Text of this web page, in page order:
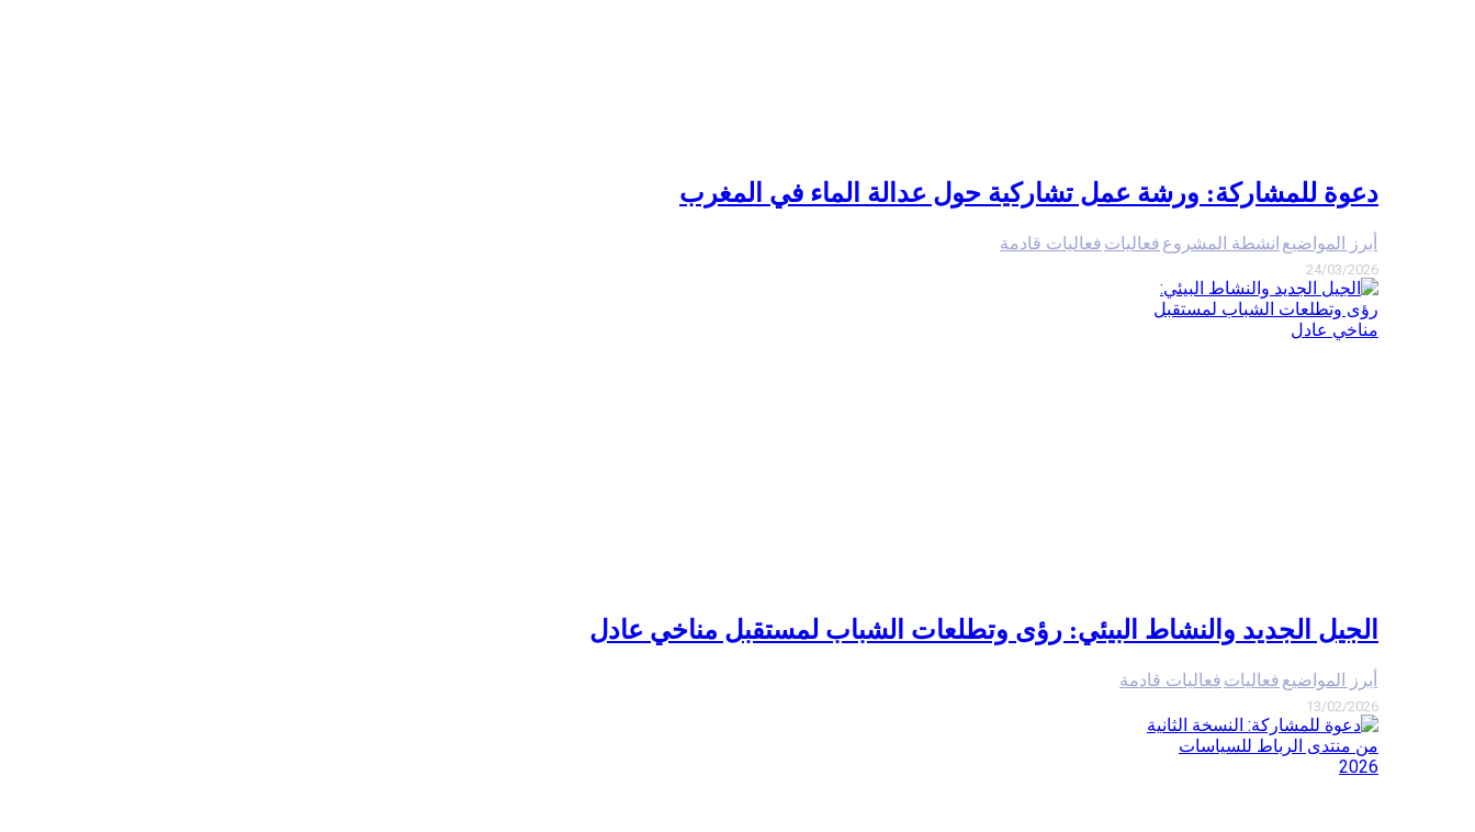
دعوة للمشاركة: ورشة عمل تشاركية حول عدالة الماء في المغرب
أبرز المواضيع انشطة المشروع فعاليات فعاليات قادمة
24/03/2026
الجيل الجديد والنشاط البيئي: رؤى وتطلعات الشباب لمستقبل مناخي عادل
أبرز المواضيع فعاليات فعاليات قادمة
13/02/2026